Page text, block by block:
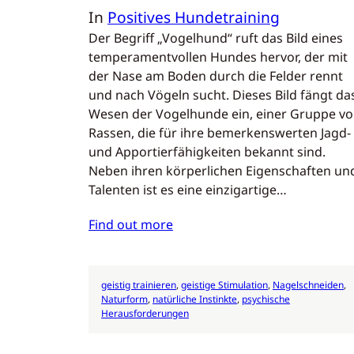
In Positives Hundetraining
Der Begriff „Vogelhund“ ruft das Bild eines
temperamentvollen Hundes hervor, der mit
der Nase am Boden durch die Felder rennt
und nach Vögeln sucht. Dieses Bild fängt
Wesen der Vogelhunde ein, einer Gruppe
Rassen, die für ihre bemerkenswerten Jagd-
und Apportierfähigkeiten bekannt sind.
Neben ihren körperlichen Eigenschaften
Talenten ist es eine einzigartige…
Find out more
geistig trainieren, geistige Stimulation, Nagelschneiden
Naturform, natürliche Instinkte, psychische
Herausforderungen